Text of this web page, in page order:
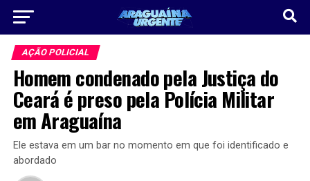
AÇÃO POLICIAL
Homem condenado pela Justiça do
Ceará é preso pela Polícia Militar
em Araguaína
Ele estava em um bar no momento em que foi identificado e
abordado